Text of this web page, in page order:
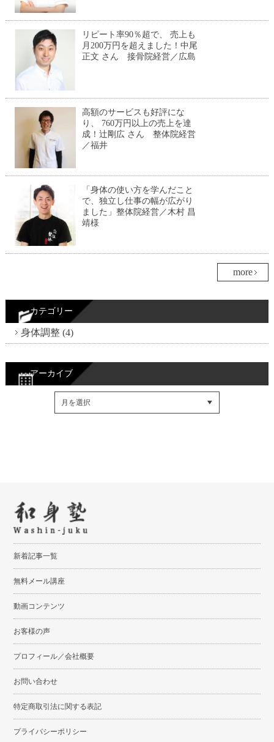
リピート率90％超で、 売上も
月200万円を超えました！中尾
正文 さん 接骨院経営／広島
高額のサービスも好評にな
り、 760万円以上の売上を達
成！辻剛広 さん 整体院経営
／福井
「身体の使い方を学んだこと
で、独立し仕事の幅が広がり
ました」整体院経営／木村 昌
靖様
more
カテゴリー
身体調整 (4)
アーカイブ
新着記事一覧
無料メール講座
動画コンテンツ
お客様の声
プロフィール／会社概要
お問い合わせ
特定商取引法に関する表記
プライバシーポリシー